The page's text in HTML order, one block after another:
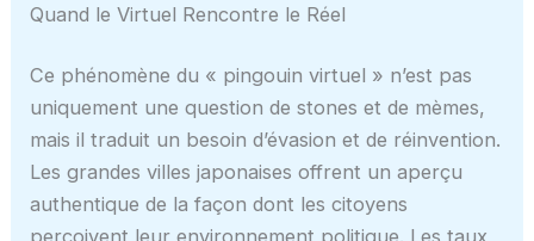
Quand le Virtuel Rencontre le Réel
Ce phénomène du « pingouin virtuel » n’est pas
uniquement une question de stones et de mèmes,
mais il traduit un besoin d’évasion et de réinvention.
Les grandes villes japonaises offrent un aperçu
authentique de la façon dont les citoyens